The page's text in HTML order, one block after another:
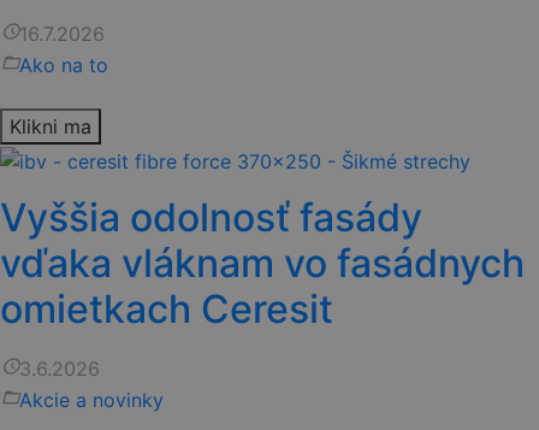
access_time16.7.2026
folder_openAko na to
Klikni ma
Vyššia odolnosť fasády
vďaka vláknam vo fasádnych
omietkach Ceresit
access_time3.6.2026
folder_openAkcie a novinky